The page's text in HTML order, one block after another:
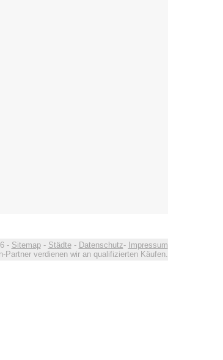
- Sitemap- Städte- Datenschutz- Impressum
Partner verdienen wir an qualifizierten Käufen.